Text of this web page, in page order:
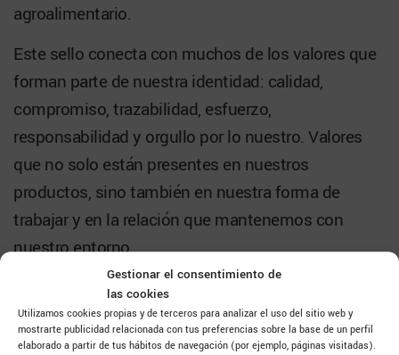
Gestionar el consentimiento de
las cookies
Utilizamos cookies propias y de terceros para analizar el uso del sitio web y
mostrarte publicidad relacionada con tus preferencias sobre la base de un perfil
elaborado a partir de tus hábitos de navegación (por ejemplo, páginas visitadas).
agroalimentario.
Este sello conecta con muchos de los valores que
forman parte de nuestra identidad: calidad,
compromiso, trazabilidad, esfuerzo,
responsabilidad y orgullo por lo nuestro. Valores
que no solo están presentes en nuestros
productos, sino también en nuestra forma de
trabajar y en la relación que mantenemos con
nuestro entorno.
Sabor a Málaga representa el esfuerzo de muchas
empresas, familias, productores y profesionales
que cada día contribuyen a que la provincia sea